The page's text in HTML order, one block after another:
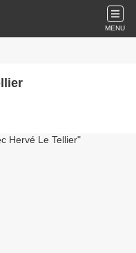
MENU